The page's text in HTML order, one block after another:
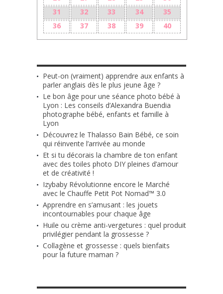
31
32 33 34
35
36
37 38 39 40
Peut-on (vraiment) apprendre aux enfants à
parler anglais dès le plus jeune âge ?
Le bon âge pour une séance photo bébé à
Lyon : Les conseils d’Alexandra Buendia
photographe bébé, enfants et famille à
Lyon
Découvrez le Thalasso Bain Bébé, ce soin
qui réinvente l’arrivée au monde
Et si tu décorais la chambre de ton enfant
avec des toiles photo DIY pleines d’amour
et de créativité !
Izybaby Révolutionne encore le Marché
avec le Chauffe Petit Pot Nomad™ 3.0
Apprendre en s’amusant : les jouets
incontournables pour chaque âge
Huile ou crème anti-vergetures : quel produit
privilégier pendant la grossesse ?
Collagène et grossesse : quels bienfaits
pour la future maman ?